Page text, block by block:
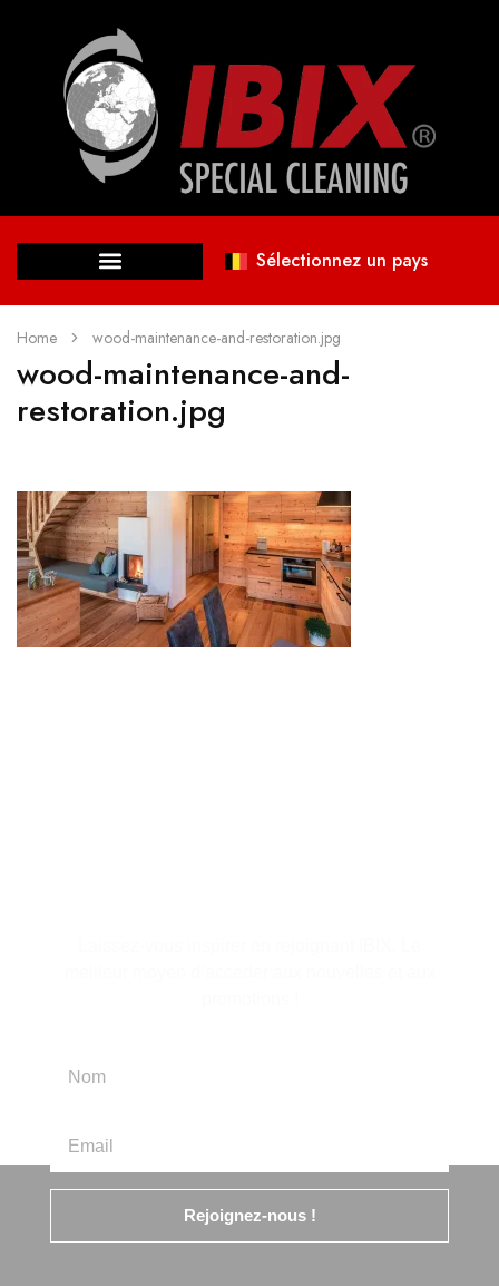
Sélectionnez un pays
Home wood-maintenance-and-restoration.jpg
wood-maintenance-and-
restoration.jpg
Rejoignez-nous !